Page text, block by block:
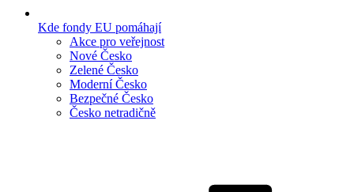
Kde fondy EU pomáhají
Akce pro veřejnost
Nové Česko
Zelené Česko
Moderní Česko
Bezpečné Česko
Česko netradičně